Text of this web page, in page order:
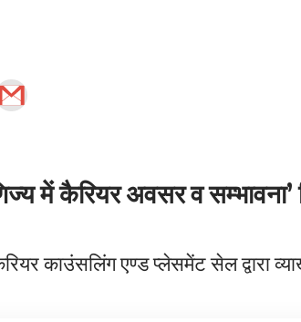
में कैरियर अवसर व सम्भावना’
काउंसलिंग एण्ड प्लेसमेंट सेल द्वारा